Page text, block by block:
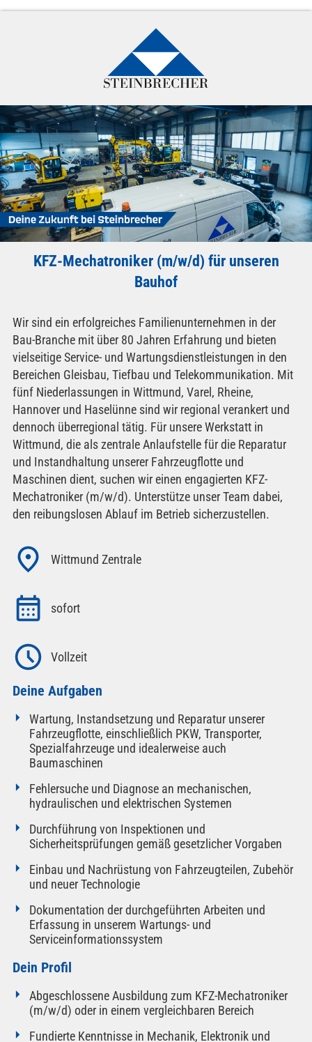
KFZ-Mechatroniker (m/w/d) für unseren
Bauhof
Wir sind ein erfolgreiches Familienunternehmen in der
Bau-Branche mit über 80 Jahren Erfahrung und bieten
vielseitige Service- und Wartungsdienstleistungen in den
Bereichen Gleisbau, Tiefbau und Telekommunikation. Mit
fünf Niederlassungen in Wittmund, Varel, Rheine,
Hannover und Haselünne sind wir regional verankert und
dennoch überregional tätig. Für unsere Werkstatt in
Wittmund, die als zentrale Anlaufstelle für die Reparatur
und Instandhaltung unserer Fahrzeugflotte und
Maschinen dient, suchen wir einen engagierten KFZ-
Mechatroniker (m/w/d). Unterstütze unser Team dabei,
den reibungslosen Ablauf im Betrieb sicherzustellen.
Wittmund Zentrale
sofort
Vollzeit
Deine Aufgaben
Wartung, Instandsetzung und Reparatur unserer
Fahrzeugflotte, einschließlich PKW, Transporter,
Spezialfahrzeuge und idealerweise auch
Baumaschinen
Fehlersuche und Diagnose an mechanischen,
hydraulischen und elektrischen Systemen
Durchführung von Inspektionen und
Sicherheitsprüfungen gemäß gesetzlicher Vorgaben
Einbau und Nachrüstung von Fahrzeugteilen, Zubehör
und neuer Technologie
Dokumentation der durchgeführten Arbeiten und
Erfassung in unserem Wartungs- und
Serviceinformationssystem
Dein Profil
Abgeschlossene Ausbildung zum KFZ-Mechatroniker
(m/w/d) oder in einem vergleichbaren Bereich
Fundierte Kenntnisse in Mechanik, Elektronik und